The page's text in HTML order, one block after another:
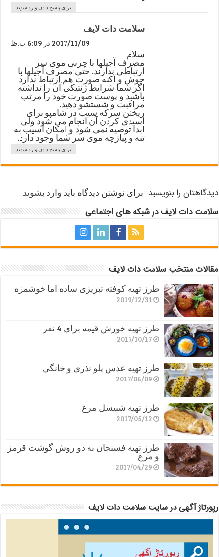
برای پاسخ دادن وارد شوید
سلامت دات لایف
2017/11/09 در 6:09 ب.ظ
سلام
مصرف آجیلها با چربی موی سر
ارتباطی ندارند. حتی مصرف آجیلها با
جوش و آکنه صورت هم ارتباط ندارد
اگر شما شرایط ژنتیکی آن را نداشته
باشید و پوست صورت خود را مرتب
مراقبت و شستشو دهید.
ریختن سرکه سیب در شامپو برای
اسیدی کردن آن انجام می شود ولی
ابدا توصیه نمی شود و امکان آسیب به
تنه و پیازچه موی سر شما وجود دارد.
برای پاسخ دادن وارد شوید
دیدگاهتان را بنویسید برای نوشتن دیدگاه باید وارد بشوید.
سلامت دات لایف در شبکه های اجتماعی
مقالات منتخب سلامت دات لایف
طرز تهیه کوفته تبریزی ساده اما خوشمزه
2019/12/31
طرز تهیه خورش قیمه برای 4 نفر
2017/10/17
طرز تهیه عدس پلو نذری و خانگی
2017/06/09
طرز تهیه شنیسل مرغ
2017/05/12
طرز تهیه فسنجان به دو روش گوشت قرمز
و مرغ
2017/04/29
رپورتاژ آگهی در سایت سلامت دات لایف